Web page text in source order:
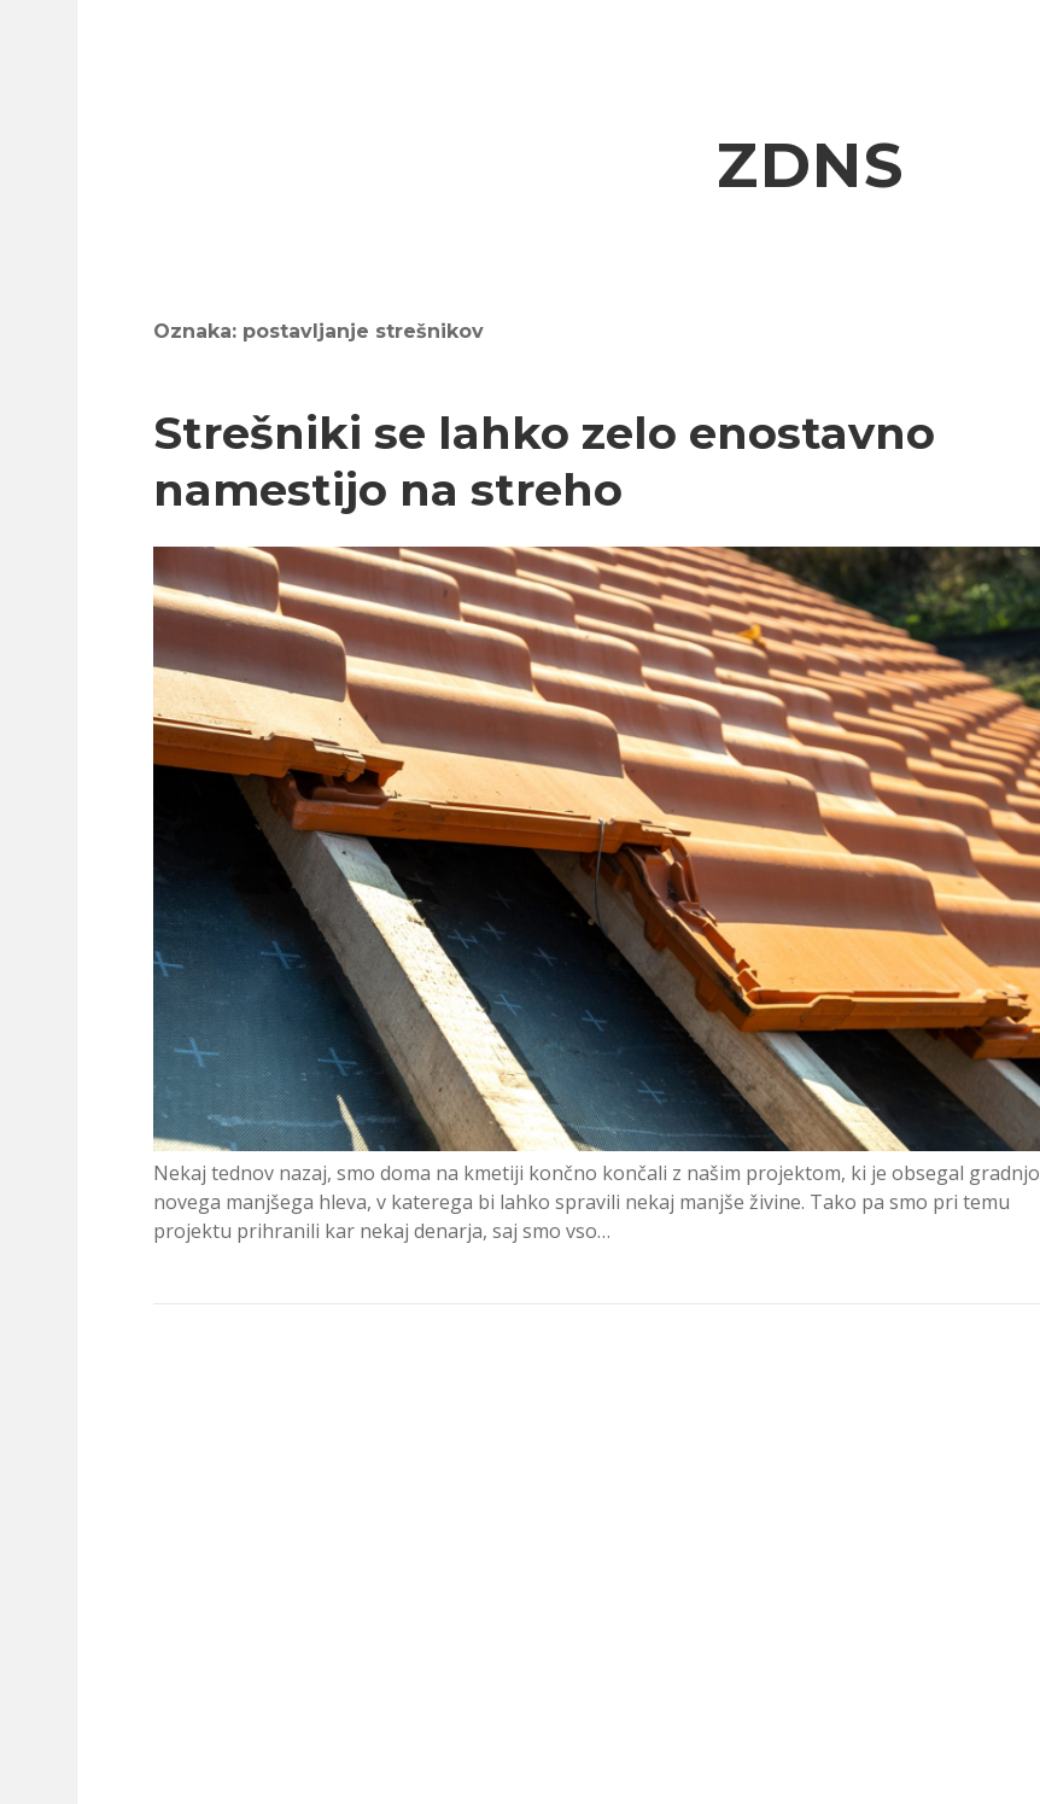
ZDNS
Oznaka: postavljanje strešnikov
Strešniki se lahko zelo enostavno
namestijo na streho
Nekaj tednov nazaj, smo doma na kmetiji končno končali z našim projektom, ki je obsegal gradnjo
novega manjšega hleva, v katerega bi lahko spravili nekaj manjše živine. Tako pa smo pri temu
projektu prihranili kar nekaj denarja, saj smo vso…